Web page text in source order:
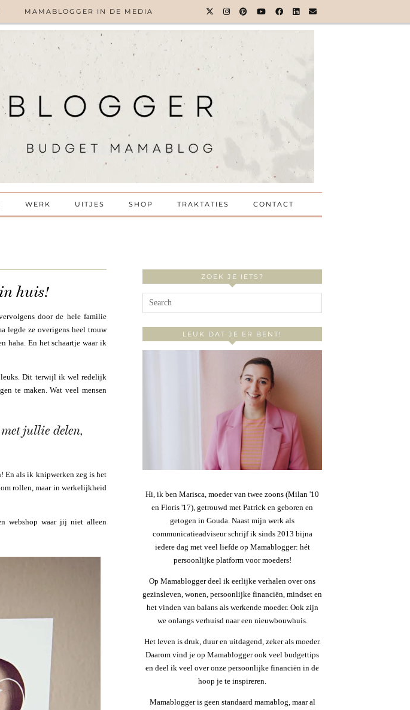
MAMABLOGGER IN DE MEDIA
WERK UITJES SHOP TRAKTATIES CONTACT
huis!
door de hele familie
legde ze overigens heel trouw
haha. En het schaartje waar ik
Dit terwijl ik wel redelijk
te maken. Wat veel mensen
jullie delen,
En als ik knipwerken zeg is het
rollen, maar in werkelijkheid
webshop waar jij niet alleen
ZOEK JE IETS?
LEUK DAT JE ER BENT!
Hi, ik ben Marisca, moeder van twee zoons (Milan '10
en Floris '17), getrouwd met Patrick en geboren en
getogen in Gouda. Naast mijn werk als
communicatieadviseur schrijf ik sinds 2013 bijna
iedere dag met veel liefde op Mamablogger: hét
persoonlijke platform voor moeders!
Op Mamablogger deel ik eerlijke verhalen over ons
gezinsleven, wonen, persoonlijke financiën, mindset en
het vinden van balans als werkende moeder. Ook zijn
we onlangs verhuisd naar een nieuwbouwhuis.
Het leven is druk, duur en uitdagend, zeker als moeder.
Daarom vind je op Mamablogger ook veel budgettips
en deel ik veel over onze persoonlijke financiën in de
hoop je te inspireren.
Mamablogger is geen standaard mamablog, maar al